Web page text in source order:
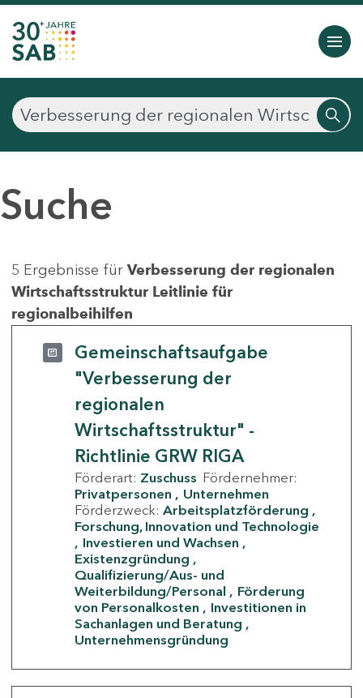
Suche
5 Ergebnisse für Verbesserung der regionalen
Wirtschaftsstruktur Leitlinie für
regionalbeihilfen
Gemeinschaftsaufgabe
"Verbesserung der
regionalen
Wirtschaftsstruktur" -
Richtlinie GRW RIGA
Förderart: Zuschuss Fördernehmer:
Privatpersonen
Unternehmen
Förderzweck: Arbeitsplatzförderung
Forschung, Innovation und Technologie
Investieren und Wachsen
Existenzgründung
Qualifizierung/Aus- und
Weiterbildung/Personal
Förderung
von Personalkosten
Investitionen in
Sachanlagen und Beratung
Unternehmensgründung